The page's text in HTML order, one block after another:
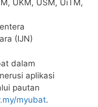
UKM, USM, UiTM,
(IJN)
dalam
aplikasi
pautan
myubat.